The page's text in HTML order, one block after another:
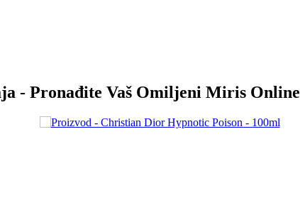
- Pronađite Vaš Omiljeni Miris Online